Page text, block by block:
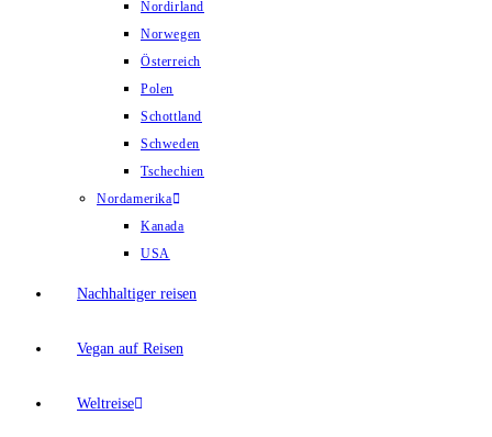
Nordirland
Norwegen
Österreich
Polen
Schottland
Schweden
Tschechien
Nordamerika
Kanada
USA
Nachhaltiger reisen
Vegan auf Reisen
Weltreise